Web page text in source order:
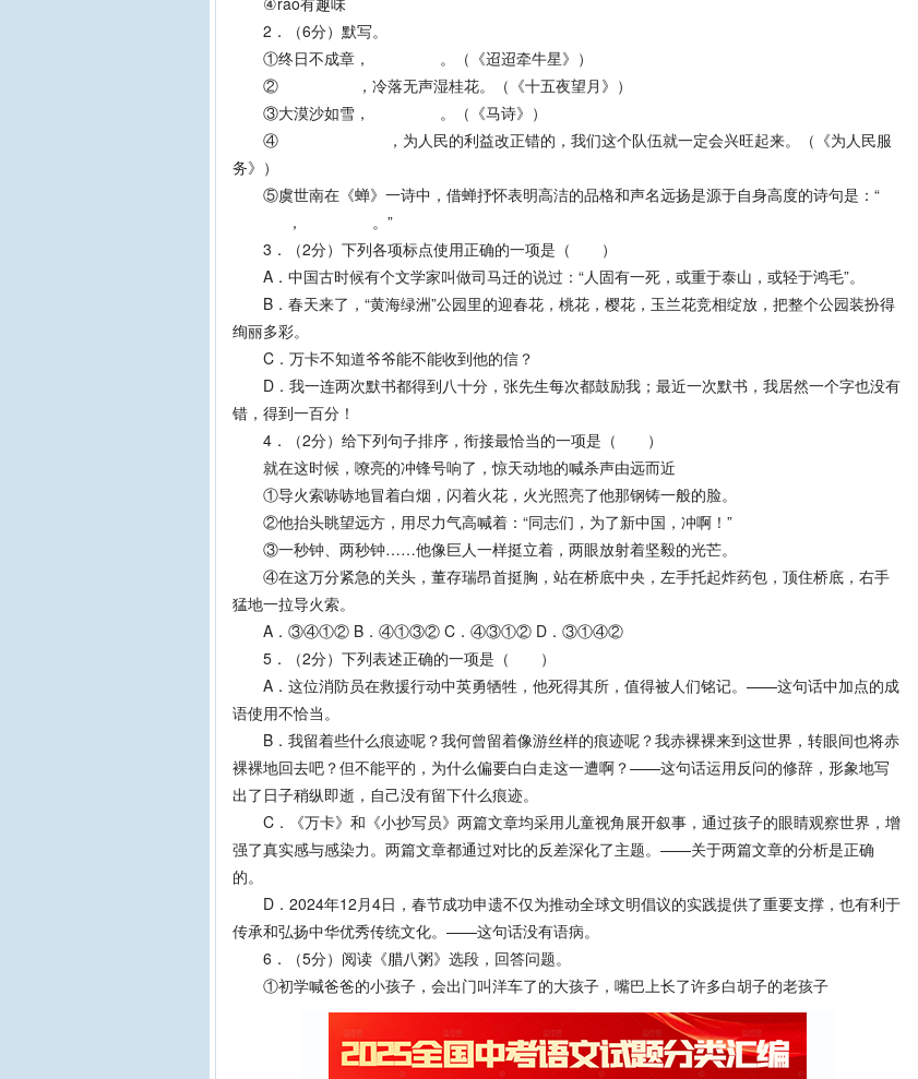
2．（6分）默写。
①终日不成章， 。（《迢迢牵牛星》）
② ，冷落无声湿桂花。（《十五夜望月》）
③大漠沙如雪， 。（《马诗》）
④ ，为人民的利益改正错的，我们这个队伍就一定会兴旺起来。（《为人民服
务》）
⑤虞世南在《蝉》一诗中，借蝉抒怀表明高洁的品格和声名远扬是源于自身高度的诗句是：“
， 。”
3．（2分）下列各项标点使用正确的一项是（ ）
A．中国古时候有个文学家叫做司马迁的说过：“人固有一死，或重于泰山，或轻于鸿毛”。
B．春天来了，“黄海绿洲”公园里的迎春花，桃花，樱花，玉兰花竞相绽放，把整个公园装扮得
绚丽多彩。
C．万卡不知道爷爷能不能收到他的信？
D．我一连两次默书都得到八十分，张先生每次都鼓励我；最近一次默书，我居然一个字也没有
错，得到一百分！
4．（2分）给下列句子排序，衔接最恰当的一项是（ ）
就在这时候，嘹亮的冲锋号响了，惊天动地的喊杀声由远而近
①导火索哧哧地冒着白烟，闪着火花，火光照亮了他那钢铸一般的脸。
②他抬头眺望远方，用尽力气高喊着：“同志们，为了新中国，冲啊！”
③一秒钟、两秒钟……他像巨人一样挺立着，两眼放射着坚毅的光芒。
④在这万分紧急的关头，董存瑞昂首挺胸，站在桥底中央，左手托起炸药包，顶住桥底，右手
猛地一拉导火索。
A．③④①② B．④①③② C．④③①② D．③①④②
5．（2分）下列表述正确的一项是（ ）
A．这位消防员在救援行动中英勇牺牲，他死得其所，值得被人们铭记。——这句话中加点的成
语使用不恰当。
B．我留着些什么痕迹呢？我何曾留着像游丝样的痕迹呢？我赤裸裸来到这世界，转眼间也将赤
裸裸地回去吧？但不能平的，为什么偏要白白走这一遭啊？——这句话运用反问的修辞，形象地写
出了日子稍纵即逝，自己没有留下什么痕迹。
C．《万卡》和《小抄写员》两篇文章均采用儿童视角展开叙事，通过孩子的眼睛观察世界，增
强了真实感与感染力。两篇文章都通过对比的反差深化了主题。——关于两篇文章的分析是正确
的。
D．2024年12月4日，春节成功申遗不仅为推动全球文明倡议的实践提供了重要支撑，也有利于
传承和弘扬中华优秀传统文化。——这句话没有语病。
6．（5分）阅读《腊八粥》选段，回答问题。
①初学喊爸爸的小孩子，会出门叫洋车了的大孩子，嘴巴上长了许多白胡子的老孩子